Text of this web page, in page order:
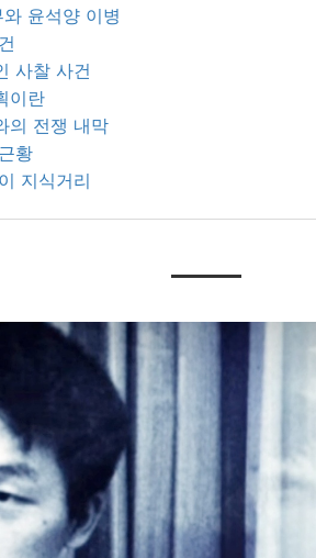
윤석양 이병
사찰 사건
이란
의 전쟁 내막
황
지식거리